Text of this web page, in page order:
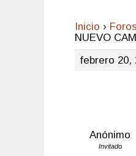
Inicio › Foros
NUEVO
febrero 20,
Anónimo
Invitado